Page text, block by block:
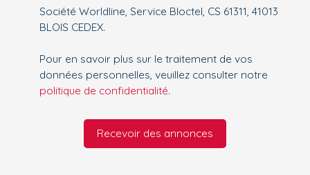
Société Worldline, Service Bloctel, CS 61311, 41013
BLOIS CEDEX.
Pour en savoir plus sur le traitement de vos
données personnelles, veuillez consulter notre
politique de confidentialité.
Recevoir des annonces